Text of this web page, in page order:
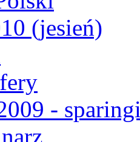
(jesień)
-